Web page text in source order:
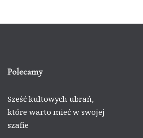
Polecamy
Sześć kultowych ubrań,
które warto mieć w swojej
szafie